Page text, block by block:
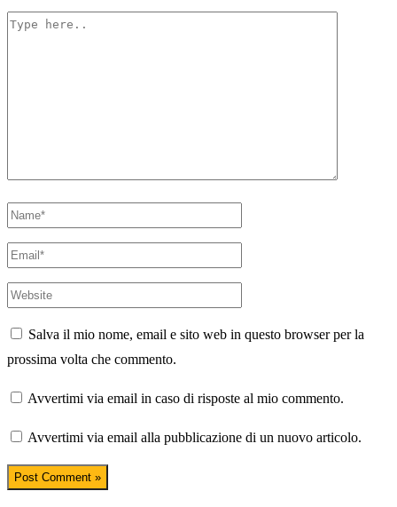
Type
Name*
Email*
Website
Salva il mio nome, email e sito web in questo browser per la
prossima volta che commento.
Avvertimi via email in caso di risposte al mio commento.
Avvertimi via email alla pubblicazione di un nuovo articolo.